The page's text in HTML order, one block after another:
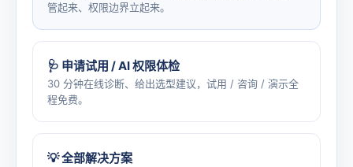
管起来、权限边界立起来。
🩺 申请试用 / AI 权限体检
30 分钟在线诊断、给出选型建议，试用 / 咨询 / 演示全
程免费。
💡 全部解决方案